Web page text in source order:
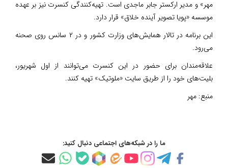
مهر» و مدیر ارکستر جابر ماجدی است. تهیه‌کنندگی کنسرت نیز بر عهده
موسسه «پویا تصویر آینده خلاق» قرار دارد.
این برنامه در تالار همایش‌های وزارت کشور و در ۲ سانس روی صحنه
می‌رود.
علاقه‌مندان برای حضور در این کنسرت می‌توانند از اول شهریور،
بلیت‌های خود را از طریق سایت «ملوتیک» تهیه کنند.
منبع: مهر
ما را در شبکه‌های اجتماعی دنبال کنید: